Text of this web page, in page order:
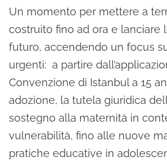
Un momento per mettere a
costruito fino ad ora e lanciare
futuro, accendendo un focus
urgenti: a partire
Convenzione di Istanbul a 15
adozione, la tutela giuridica
sostegno alla maternità in
vulnerabilità, fino alle nuove
pratiche educative in